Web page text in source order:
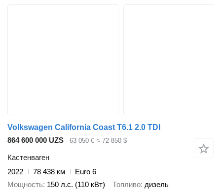
Volkswagen California Coast T6.1 2.0 TDI
864 600 000 UZS
63 050 € ≈ 72 850 $
Кастенваген
2022
78 438 км
Euro 6
Мощность 150 л.с. (110 кВт) Топливо дизель